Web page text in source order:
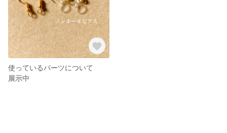
使っているパーツについて
展示中